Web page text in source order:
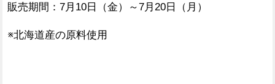
販売期間：7月10日（金）～7月20日（月）
※北海道産の原料使用